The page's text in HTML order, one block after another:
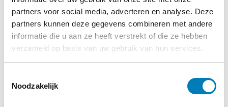
partners voor social media, adverteren en analyse. Deze
partners kunnen deze gegevens combineren met andere
informatie die u aan ze heeft verstrekt of die ze hebben
verzameld op basis van uw gebruik van hun services.
Noodzakelijk
Meer informatie